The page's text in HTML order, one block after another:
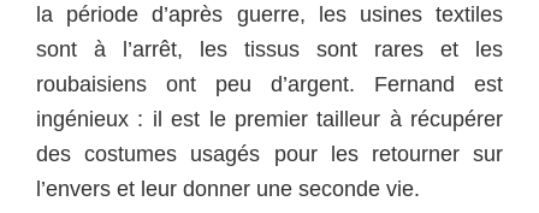
la période d’après guerre, les usines textiles
sont à l’arrêt, les tissus sont rares et les
roubaisiens ont peu d’argent. Fernand est
ingénieux : il est le premier tailleur à récupérer
des costumes usagés pour les retourner sur
l’envers et leur donner une seconde vie.